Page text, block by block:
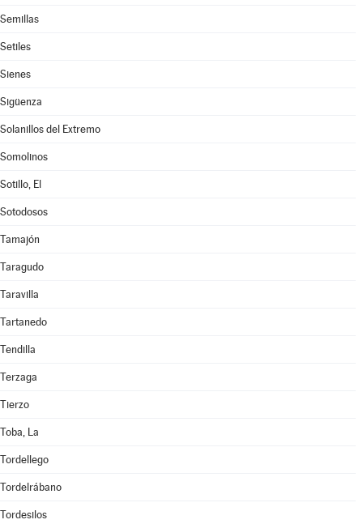
Semillas
Setiles
Sienes
Sigüenza
Solanillos del Extremo
Somolinos
Sotillo, El
Sotodosos
Tamajón
Taragudo
Taravilla
Tartanedo
Tendilla
Terzaga
Tierzo
Toba, La
Tordellego
Tordelrábano
Tordesilos